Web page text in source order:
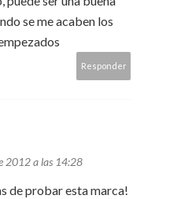
se me acaben los
Responder
2012 a las 14:28
de probar esta marca!